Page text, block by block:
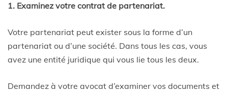
1. Examinez votre contrat de partenariat.
Votre partenariat peut exister sous la forme d’un
partenariat ou d’une société. Dans tous les cas, vous
avez une entité juridique qui vous lie tous les deux.
Demandez à votre avocat d’examiner vos documents et